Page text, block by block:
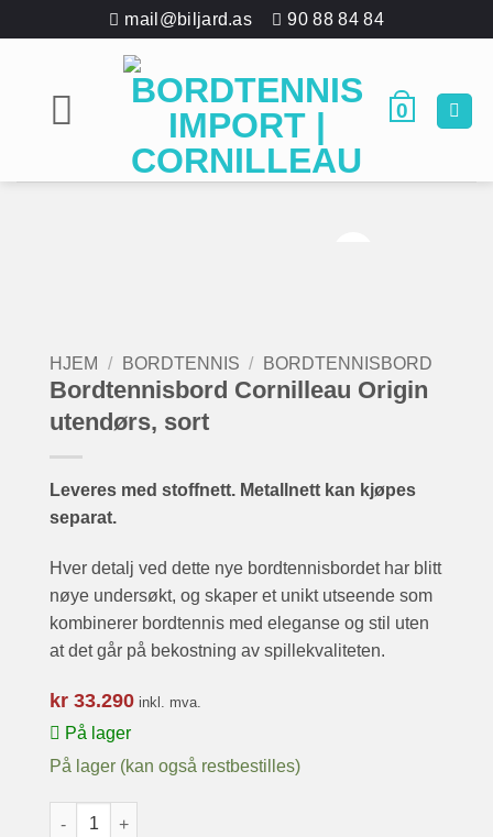
to
mail@biljard.as 90 88 84 84
0
HJEM / BORDTENNIS / BORDTENNISBORD
Bordtennisbord Cornilleau Origin
utendørs, sort
Leveres med stoffnett. Metallnett kan kjøpes
separat.
Hver detalj ved dette nye bordtennisbordet har blitt
nøye undersøkt, og skaper et unikt utseende som
kombinerer bordtennis med eleganse og stil uten
at det går på bekostning av spillekvaliteten.
kr 33.290 inkl. mva.
På lager
På lager (kan også restbestilles)
Bordtennisbord Cornilleau Origin utendørs, sort antall